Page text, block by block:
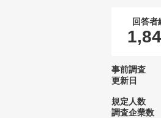
回答者
事前調査
更新日
規定人数
調査企業数